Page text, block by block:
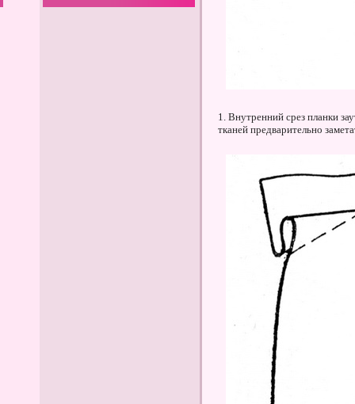
1. Внутренний срез планки
тканей предварительно